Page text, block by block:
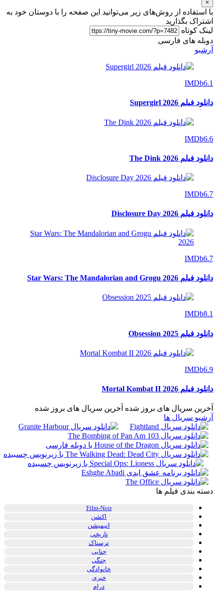
×
با استفاده از روش‌های زیر می‌توانید این صفحه را با دوستان خود به
اشتراک بگذارید
لینک کوتاه
دوبله های فارسی
آرشیو
IMDb6.1
دانلود فیلم Supergirl 2026
IMDb6.6
دانلود فیلم The Dink 2026
IMDb6.7
دانلود فیلم Disclosure Day 2026
IMDb6.7
دانلود فیلم Star Wars: The Mandalorian and Grogu 2026
IMDb8.1
دانلود فیلم Obsession 2025
IMDb6.9
دانلود فیلم Mortal Kombat II 2026
آخرین سریال های بروز شده آخرین سریال های بروز شده
آرشیو سریال ها
دسته بندی فیلم ها
Film-Noir
اکشن
انیمیشن
تاریخی
ترسناک
جنایی
جنگی
خانوادگی
خبری
درام